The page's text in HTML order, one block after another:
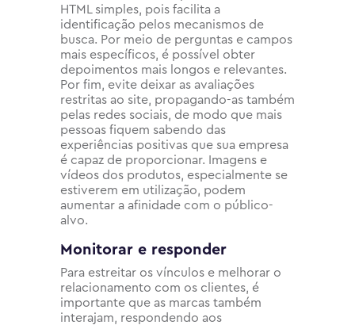
HTML simples, pois facilita a
identificação pelos mecanismos de
busca. Por meio de perguntas e campos
mais específicos, é possível obter
depoimentos mais longos e relevantes.
Por fim, evite deixar as avaliações
restritas ao site, propagando-as também
pelas redes sociais, de modo que mais
pessoas fiquem sabendo das
experiências positivas que sua empresa
é capaz de proporcionar. Imagens e
vídeos dos produtos, especialmente se
estiverem em utilização, podem
aumentar a afinidade com o público-
alvo.
Monitorar e responder
Para estreitar os vínculos e melhorar o
relacionamento com os clientes, é
importante que as marcas também
interajam, respondendo aos